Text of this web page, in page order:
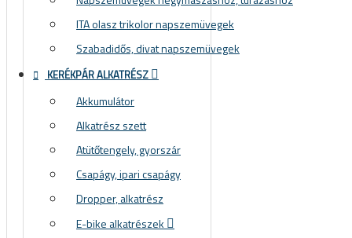
Sí és snowboard szemüvegek
NAPSZEMÜVEGEK
ITA olasz trikolor napszemüvegek
Szabadidős, divat napszemüvegek
KERÉKPÁR ALKATRÉSZ
Akkumulátor
Alkatrész szett
Atütőtengely, gyorszár
Csapágy, ipari csapágy
Dropper, alkatrész
E-bike alkatrészek